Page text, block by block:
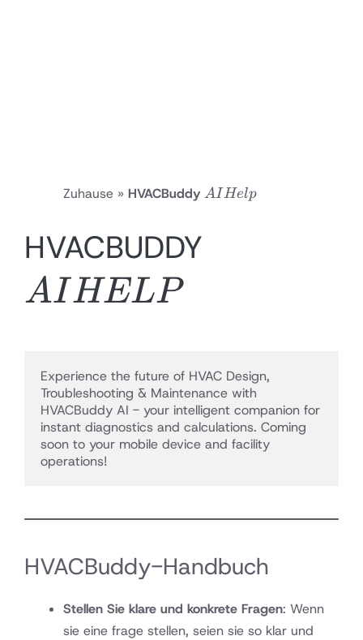
Zuhause » HVACBuddy AI
AIHelp
HVACBUDDY
AIHELP
Experience the future of HVAC Design,
Troubleshooting & Maintenance with
HVACBuddy AI - your intelligent companion for
instant diagnostics and calculations. Coming
soon to your mobile device and facility
operations!
HVACBuddy-Handbuch
Stellen Sie klare und konkrete Fragen: Wenn
sie eine frage stellen, seien sie so klar und